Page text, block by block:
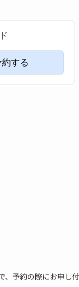
する
、予約の際にお申し付